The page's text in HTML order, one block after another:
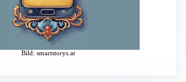
Bild: smartstorys.at